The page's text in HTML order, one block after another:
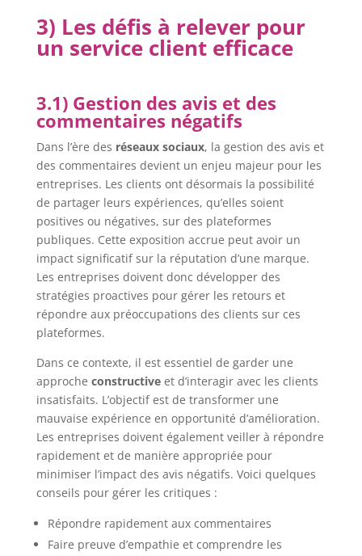
3) Les défis à relever pour
un service client efficace
3.1) Gestion des avis et des
commentaires négatifs
Dans l’ère des réseaux sociaux, la gestion des avis et
des commentaires devient un enjeu majeur pour les
entreprises. Les clients ont désormais la possibilité
de partager leurs expériences, qu’elles soient
positives ou négatives, sur des plateformes
publiques. Cette exposition accrue peut avoir un
impact significatif sur la réputation d’une marque.
Les entreprises doivent donc développer des
stratégies proactives pour gérer les retours et
répondre aux préoccupations des clients sur ces
plateformes.
Dans ce contexte, il est essentiel de garder une
approche constructiveet d’interagir avec les clients
insatisfaits. L’objectif est de transformer une
mauvaise expérience en opportunité d’amélioration.
Les entreprises doivent également veiller à répondre
rapidement et de manière appropriée pour
minimiser l’impact des avis négatifs. Voici quelques
conseils pour gérer les critiques :
Répondre rapidement aux commentaires
Faire preuve d’empathie et comprendre les